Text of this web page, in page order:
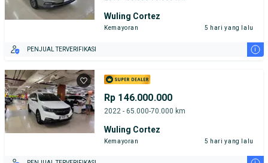
Wuling Cortez
Kemayoran 5 hari yang lalu
PENJUAL TERVERIFIKASI i
Rp 146.000.000
2022 - 65.000-70.000 km
Wuling Cortez
Kemayoran 5 hari yang lalu